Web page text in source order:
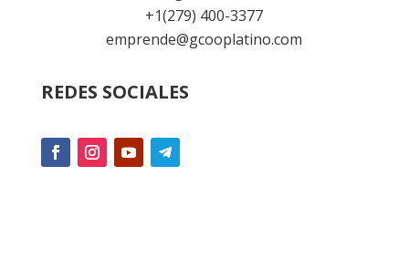
+1(279) 400-3377
emprende@gcooplatino.com
REDES SOCIALES